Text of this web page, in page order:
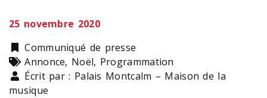
25 novembre 2020
Catégorie
Communiqué de presse
Types
Annonce, Noël, Programmation
Écrit par : Palais Montcalm – Maison de la
musique